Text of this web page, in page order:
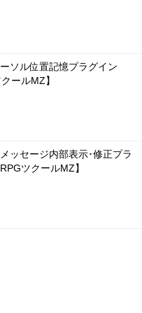
ソル位置記憶プラグイン
ールMZ】
ッセージ内部表示･修正プラ
ツクールMZ】